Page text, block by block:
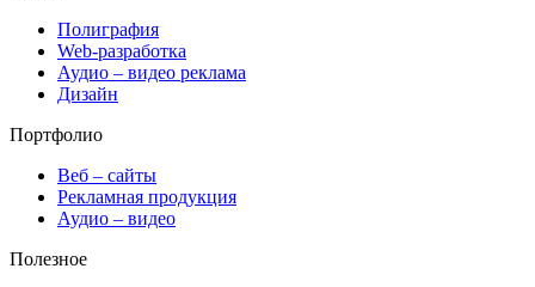
Полиграфия
Web-разработка
Аудио – видео реклама
Дизайн
Портфолио
Веб – сайты
Рекламная продукция
Аудио – видео
Полезное